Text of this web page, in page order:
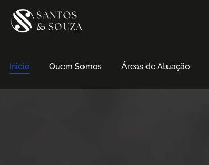
Inicio Quem Somos Áreas de Atuação